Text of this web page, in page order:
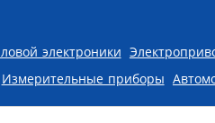
электроники
Измерительные приборы